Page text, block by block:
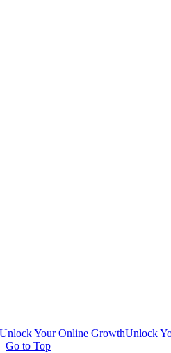
Unlock Your Online GrowthUnlock
Go to Top